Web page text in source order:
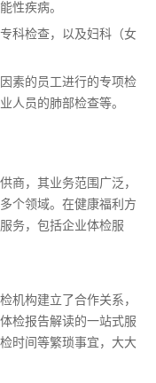
性疾病。
科检查，以及妇科（女
素的员工进行的专项检
人员的肺部检查等。
商，其业务范围广泛，
个领域。在健康福利方
务，包括企业体检服
机构建立了合作关系，
检报告解读的一站式服
时间等繁琐事宜，大大